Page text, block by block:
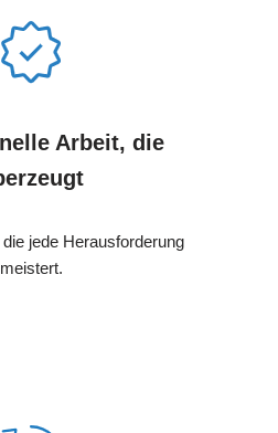
Arbeit, die
jede Herausforderung
meistert.